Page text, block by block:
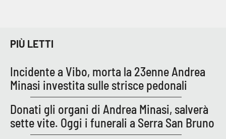
Società
Sport
RUBRICHE
Good Morning Vietnam
PIÙ LETTI
Incidente a Vibo, morta la 23enne Andrea
Minasi investita sulle strisce pedonali
Donati gli organi di Andrea Minasi, salverà
sette vite. Oggi i funerali a Serra San Bruno